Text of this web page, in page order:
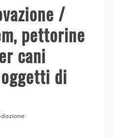
/
pettorine
cani
di